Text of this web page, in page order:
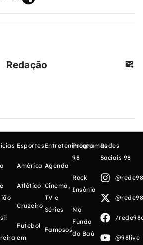
Redação
Esportes
América
Atlético
Cruzeiro
Futebol
em
Entretenimento
Agenda
Cinema,
TV e
Séries
Famosos
Programas
98
Rock
Insônia
No
Fundo
do Baú
Redes
Sociais 98
/
@98live